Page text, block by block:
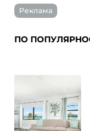
Реклама